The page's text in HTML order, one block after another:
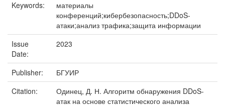
Keywords:
материалы
конференций;кибербезопасность;DDoS-
атаки;анализ трафика;защита информации
Issue
Date:
2023
Publisher:
БГУИР
Citation:
Одинец, Д. Н. Алгоритм обнаружения DDoS-
атак на основе статистического анализа